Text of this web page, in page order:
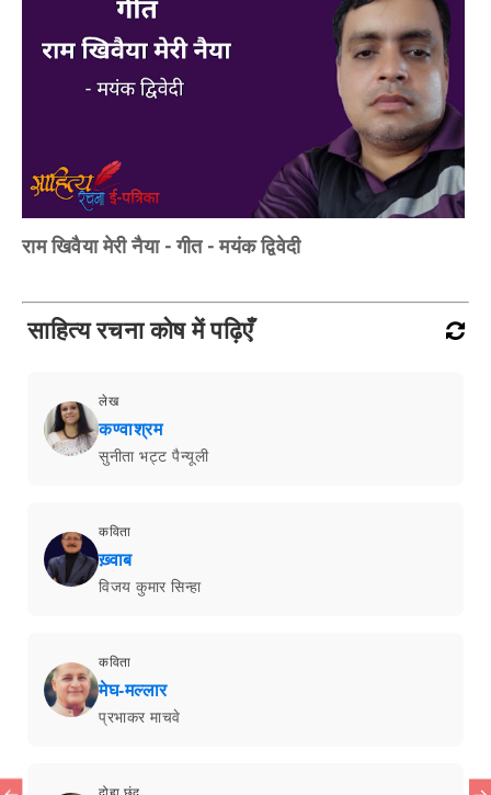
राम खिवैया मेरी नैया - गीत - मयंक द्विवेदी
साहित्य रचना कोष में पढ़िएँ
लेख
कण्वाश्रम
सुनीता भट्ट पैन्यूली
कविता
ख़्वाब
विजय कुमार सिन्हा
कविता
मेघ-मल्लार
प्रभाकर माचवे